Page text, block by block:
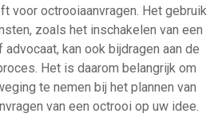
voor octrooiaanvragen. Het gebruik
zoals het inschakelen van een
kan ook bijdragen aan de
Het is daarom belangrijk om
te nemen bij het plannen van
van een octrooi op uw idee.